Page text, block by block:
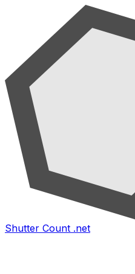
Shutter Count .net